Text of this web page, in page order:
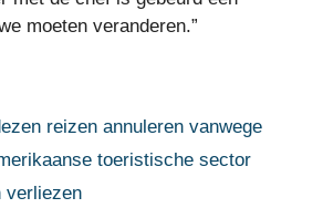
moeten veranderen.”
reizen annuleren vanwege
toeristische sector
verliezen